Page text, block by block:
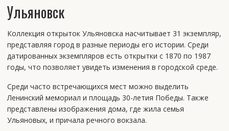
Ульяновск
Коллекция открыток Ульяновска насчитывает 31 экземпляр,
представляя город в разные периоды его истории. Среди
датированных экземпляров есть открытки с 1870 по 1987
годы, что позволяет увидеть изменения в городской среде.
Среди часто встречающихся мест можно выделить
Ленинский мемориал и площадь 30-летия Победы. Также
представлены изображения дома, где жила семья
Ульяновых, и причала речного вокзала.